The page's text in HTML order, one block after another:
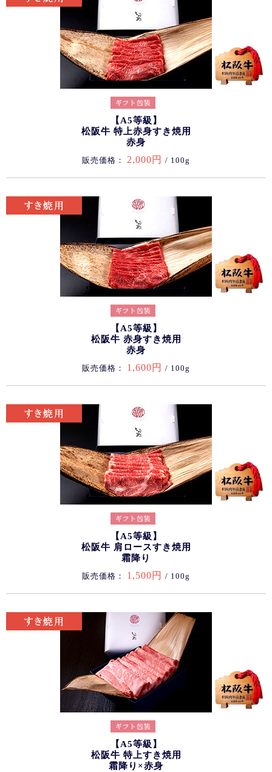
【A5等級】
松阪牛 特上赤身すき焼用
赤身
販売価格： 2,000円 / 100g
【A5等級】
松阪牛 赤身すき焼用
赤身
販売価格： 1,600円 / 100g
【A5等級】
松阪牛 肩ロースすき焼用
霜降り
販売価格： 1,500円 / 100g
【A5等級】
松阪牛 特上すき焼用
霜降り×赤身